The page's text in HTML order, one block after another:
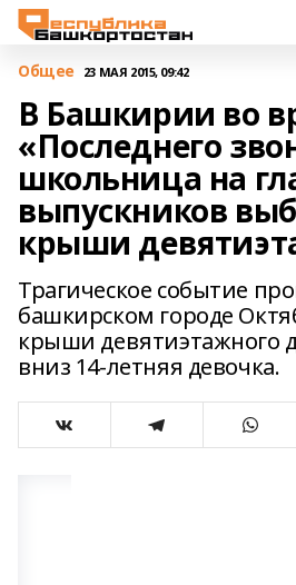
Общее 23 МАЯ 2015, 09:42
В Башкирии во
«Последнего
школьница на
выпускников
крыши
Трагическое событие
башкирском городе
крыши девятиэтажного
вниз 14-летняя девочка.